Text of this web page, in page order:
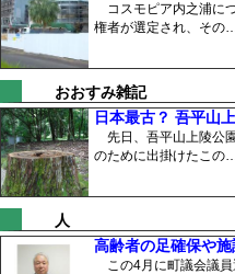
コスモピア内之浦に
権者が選定され、その…
おおすみ雑記
日本最古？ 吾平山
先日、吾平山上陵公
のために出掛けたこの…
人
高齢者の足確保や
この4月に町議会議員